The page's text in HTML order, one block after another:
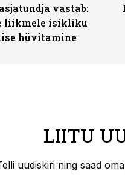
vastab:
liikmele isikliku
hüvitamine
LIITU
uudiskiri ning saad